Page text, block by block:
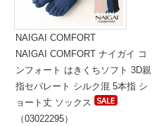
NAIGAI COMFORT
NAIGAI COMFORT ナイガイ コ
ンフォート はきくちソフト 3D親
指セパレート シルク混 5本指 シ
ョート丈 ソックス
（03022295）